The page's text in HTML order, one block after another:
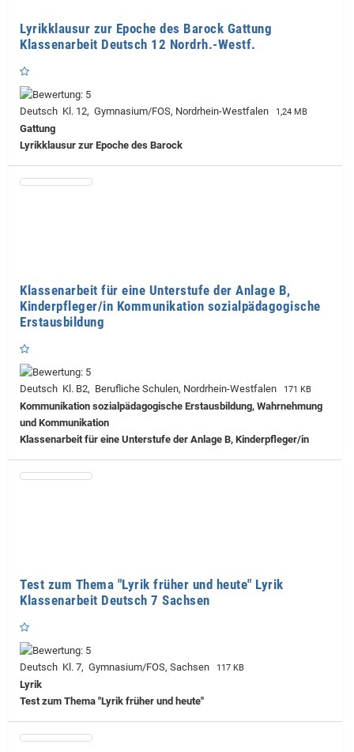
Lyrikklausur zur Epoche des Barock Gattung
Klassenarbeit Deutsch 12 Nordrh.-Westf.
Deutsch Kl. 12, Gymnasium/FOS, Nordrhein-Westfalen 1,24 MB
Gattung
Lyrikklausur zur Epoche des Barock
Klassenarbeit für eine Unterstufe der Anlage B,
Kinderpfleger/in Kommunikation sozialpädagogische
Erstausbildung
Deutsch Kl. B2, Berufliche Schulen, Nordrhein-Westfalen 171 KB
Kommunikation sozialpädagogische Erstausbildung, Wahrnehmung
und Kommunikation
Klassenarbeit für eine Unterstufe der Anlage B, Kinderpfleger/in
Test zum Thema "Lyrik früher und heute" Lyrik
Klassenarbeit Deutsch 7 Sachsen
Deutsch Kl. 7, Gymnasium/FOS, Sachsen 117 KB
Lyrik
Test zum Thema "Lyrik früher und heute"